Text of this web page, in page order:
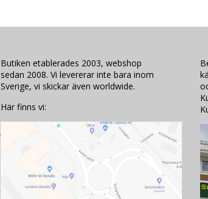
Butiken etablerades 2003, webshop
sedan 2008. Vi levererar inte bara inom
Sverige, vi skickar även worldwide.
Här finns vi: